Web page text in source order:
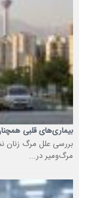
بیماری‌های قلبی
بررسی علل مرگ زنان
مرگ‌ومیر در...